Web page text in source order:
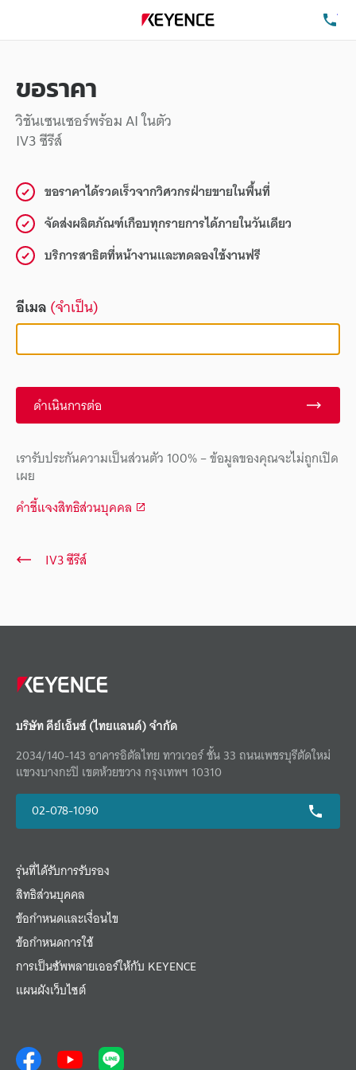
ขอราคา
วิชันเซนเซอร์พร้อม AI ในตัว
IV3 ซีรีส์
ขอราคาได้รวดเร็วจากวิศวกรฝ่ายขายในพื้นที่
จัดส่งผลิตภัณฑ์เกือบทุกรายการได้ภายในวันเดียว
บริการสาธิตที่หน้างานและทดลองใช้งานฟรี
อีเมล(จำเป็น)
ดำเนินการต่อ
เรารับประกันความเป็นส่วนตัว 100% – ข้อมูลของคุณจะไม่ถูกเปิด
เผย
คำชี้แจงสิทธิส่วนบุคคล
IV3 ซีรีส์
บริษัท คีย์เอ็นซ์ (ไทยแลนด์) จำกัด
2034/140-143 อาคารอิตัลไทย ทาวเวอร์ ชั้น 33 ถนนเพชรบุรีตัดใหม่
แขวงบางกะปิ เขตห้วยขวาง กรุงเทพฯ 10310
02-078-1090
รุ่นที่ได้รับการรับรอง
สิทธิส่วนบุคคล
ข้อกำหนดและเงื่อนไข
ข้อกำหนดการใช้
การเป็นซัพพลายเออร์ให้กับ KEYENCE
แผนผังเว็บไซต์